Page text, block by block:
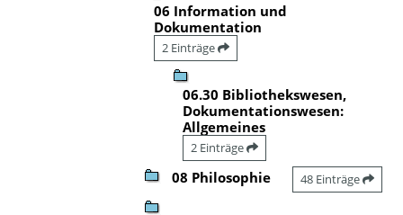
06 Information und
Dokumentation
2 Einträge
06.30 Bibliothekswesen,
Dokumentationswesen:
Allgemeines
2 Einträge
08 Philosophie 48 Einträge